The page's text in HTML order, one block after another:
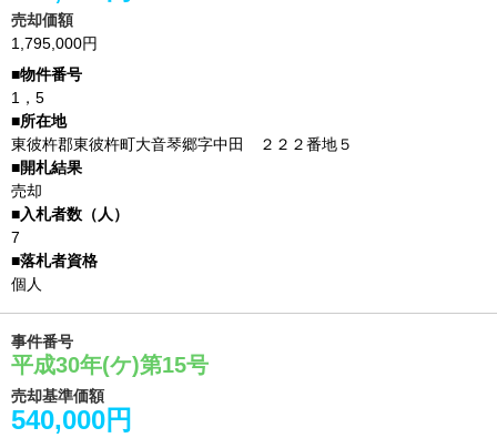
売却価額
1,795,000円
1，5
東彼杵郡東彼杵町大音琴郷字中田 ２２２番地５
売却
7
個人
事件番号
平成30年(ケ)第15号
売却基準価額
540,000円